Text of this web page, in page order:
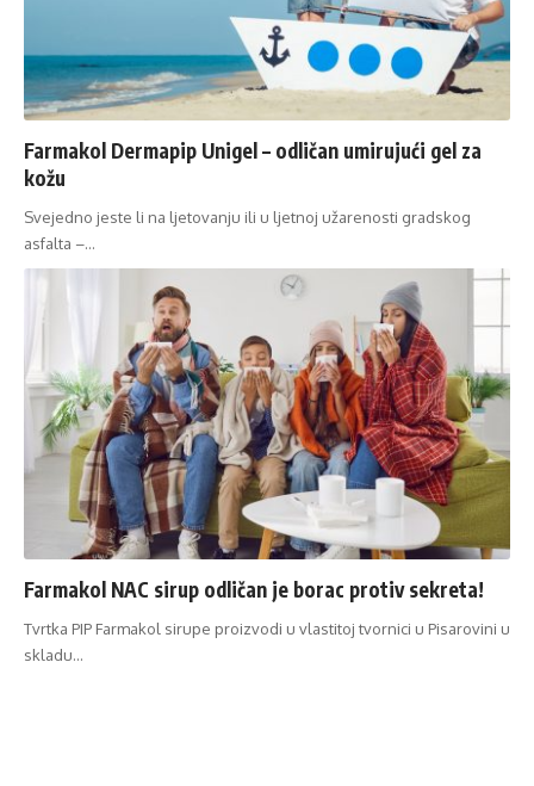
Farmakol Dermapip Unigel – odličan umirujući gel za
kožu
Svejedno jeste li na ljetovanju ili u ljetnoj užarenosti gradskog
asfalta –…
Farmakol NAC sirup odličan je borac protiv sekreta!
Tvrtka PIP Farmakol sirupe proizvodi u vlastitoj tvornici u Pisarovini u
skladu…